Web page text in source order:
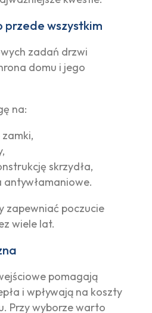
przede wszystkim
zadań drzwi
domu i jego
na:
skrzydła,
antywłamaniowe.
zapewniać poczucie
wiele lat.
pomagają
i wpływają na koszty
Przy wyborze warto